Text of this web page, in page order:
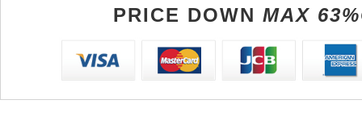
PRICE DOWN MAX